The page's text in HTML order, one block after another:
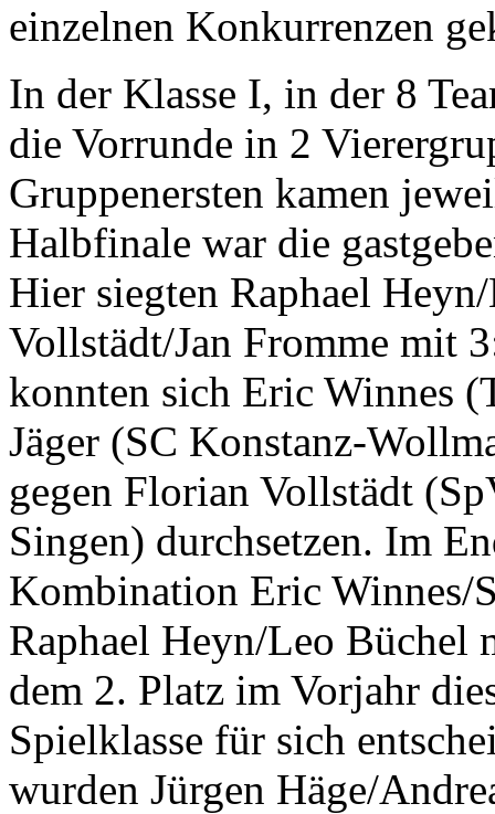
einzelnen Konkurrenzen
In der Klasse I, in der 8
die Vorrunde in 2
Gruppenersten kamen
Halbfinale war die
Hier siegten Raphael
Vollstädt/Jan Fromme mit
konnten sich Eric Winnes
Jäger (SC Konstanz-
gegen Florian Vollstädt
Singen) durchsetzen. Im
Kombination Eric Winnes/
Raphael Heyn/Leo Büchel
dem 2. Platz im Vorjahr
Spielklasse für sich
wurden Jürgen Häge/